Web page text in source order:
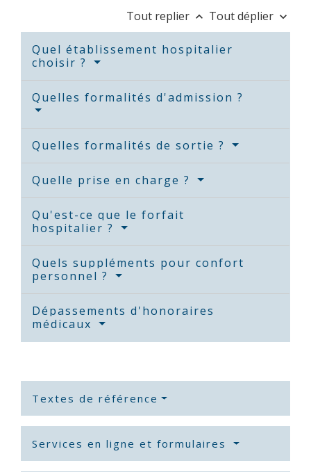
Tout replier keyboard_arrow_up Tout déplier keyboard_arrow_down
Quel établissement hospitalier
choisir ?
Quelles formalités d'admission ?
Quelles formalités de sortie ?
Quelle prise en charge ?
Qu'est-ce que le forfait
hospitalier ?
Quels suppléments pour confort
personnel ?
Dépassements d'honoraires
médicaux
Textes de référence
Services en ligne et formulaires